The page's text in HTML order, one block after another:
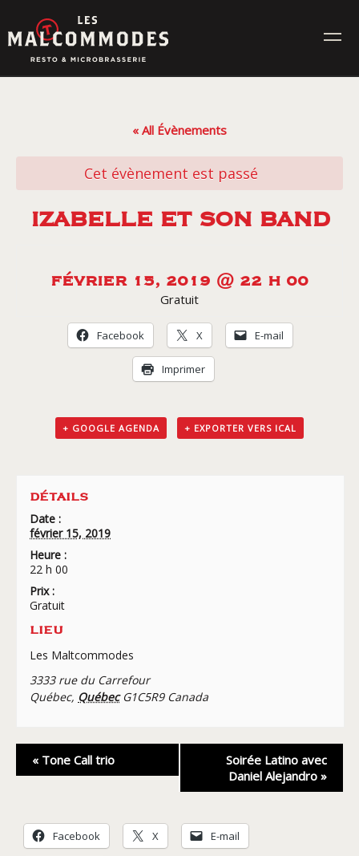
to
content
CONTACT
Livraison
« All Évènements
Cet évènement est passé
IZABELLE ET SON BAND
FÉVRIER 15, 2019 @ 22 H 00
Gratuit
Facebook X E-mail
Imprimer
+ GOOGLE AGENDA + EXPORTER VERS ICAL
DÉTAILS
Date :
février 15, 2019
Heure :
22 h 00
Prix :
Gratuit
LIEU
Les Maltcommodes
3333 rue du Carrefour
Québec, Québec G1C5R9 Canada
Navigation
Évènement
« Tone Call trio
Soirée Latino avec
Daniel Alejandro »
Facebook X E-mail